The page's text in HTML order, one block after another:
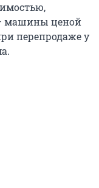
машины ценой
перепродаже у